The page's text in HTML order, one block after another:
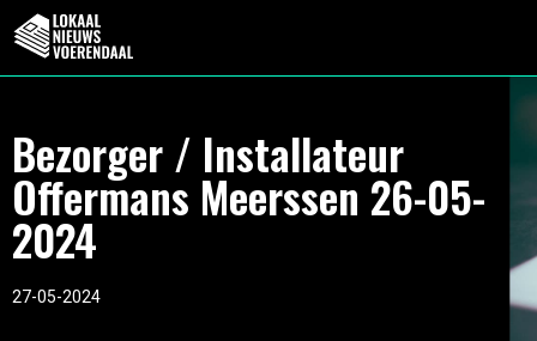
Bezorger / Installateur
Offermans Meerssen 26-05-
2024
27-05-2024